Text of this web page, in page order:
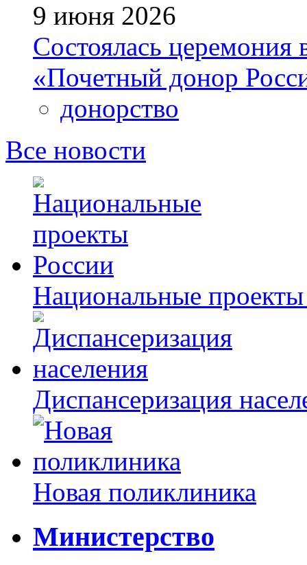
9 июня 2026
Состоялась церемония
«Почетный донор
донорство
Все новости
Национальные
Диспансеризация
Новая поликлиника
Министерство